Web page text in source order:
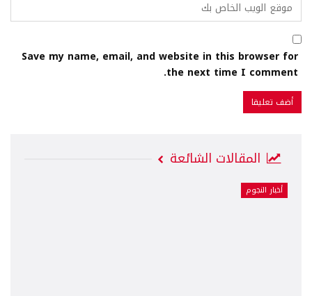
Save my name, email, and website in this browser for
the next time I comment.
المقالات الشائعة
أخبار النجوم